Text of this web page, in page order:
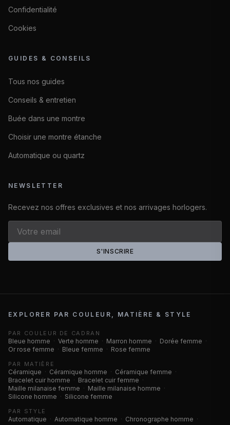
Confidentialité
Cookies
GUIDES & CONSEILS
Tous nos guides
Conseils & entretien
Buée dans une montre
Choisir une montre étanche
Automatique ou quartz
NEWSLETTER
Recevez nos offres exclusives et nos arrivages horlogers.
S'INSCRIRE
EXPLORER PAR COULEUR, MATIÈRE & STYLE
PAR COULEUR DE CADRAN
Bleue homme · Verte homme · Marron homme · Dorée femme ·
Or rose femme · Bleue femme · Rose femme
PAR MATIÈRE
Céramique · Céramique homme · Céramique femme ·
Bracelet cuir homme · Bracelet cuir femme ·
Maille milanaise femme · Maille milanaise homme ·
Silicone homme · Silicone femme
PAR STYLE
Automatique · Automatique homme · Chronographe homme ·